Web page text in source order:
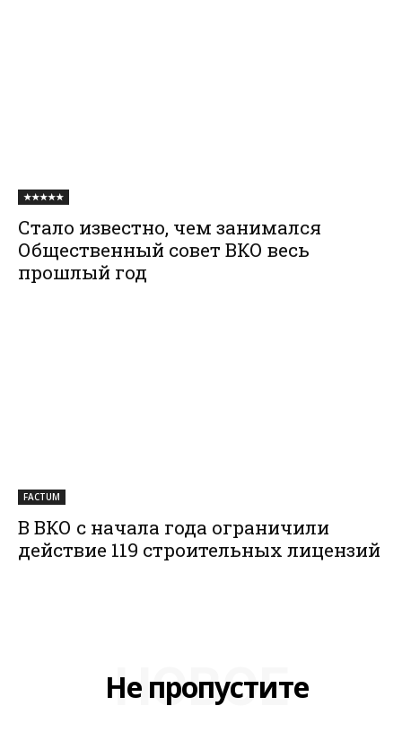
★★★★★
Стало известно, чем занимался
Общественный совет ВКО весь
прошлый год
FACTUM
В ВКО с начала года ограничили
действие 119 строительных лицензий
Не пропустите
НОВОЕ